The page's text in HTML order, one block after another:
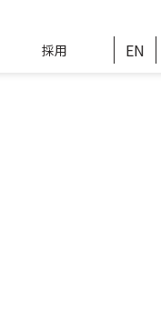
採用 EN